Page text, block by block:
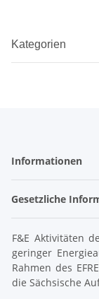
Kategorien
Informationen
Gesetzliche
F&E Aktivitäten
geringer
Rahmen des
die Sächsische